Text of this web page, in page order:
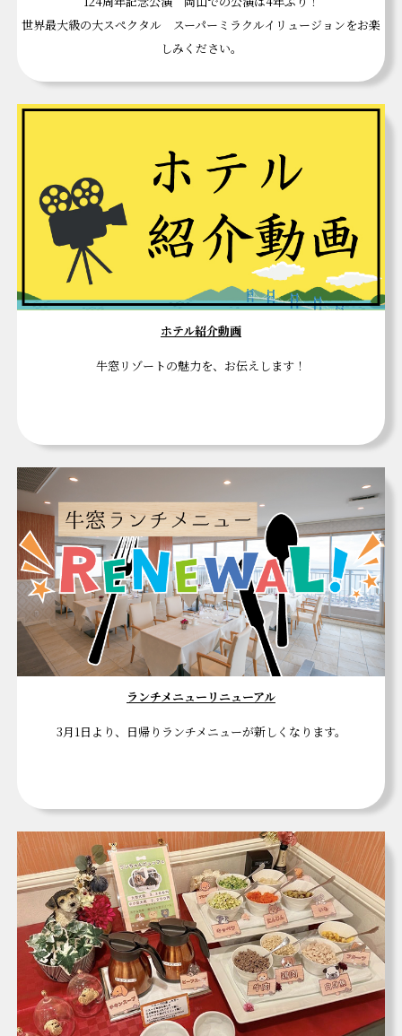
世界最大級の大スぺクタル スーパーミラクルイリュージョンをお楽
しみください。
ホテル紹介動画
牛窓リゾートの魅力を、お伝えします！
ランチメニューリニューアル
3月1日より、日帰りランチメニューが新しくなります。